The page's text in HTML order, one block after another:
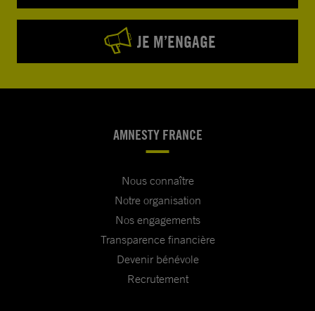
JE M’ENGAGE
AMNESTY FRANCE
Nous connaître
Notre organisation
Nos engagements
Transparence financière
Devenir bénévole
Recrutement